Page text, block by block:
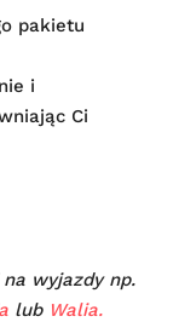
pakietu
i
Ci
wyjazdy np.
lub Walia.